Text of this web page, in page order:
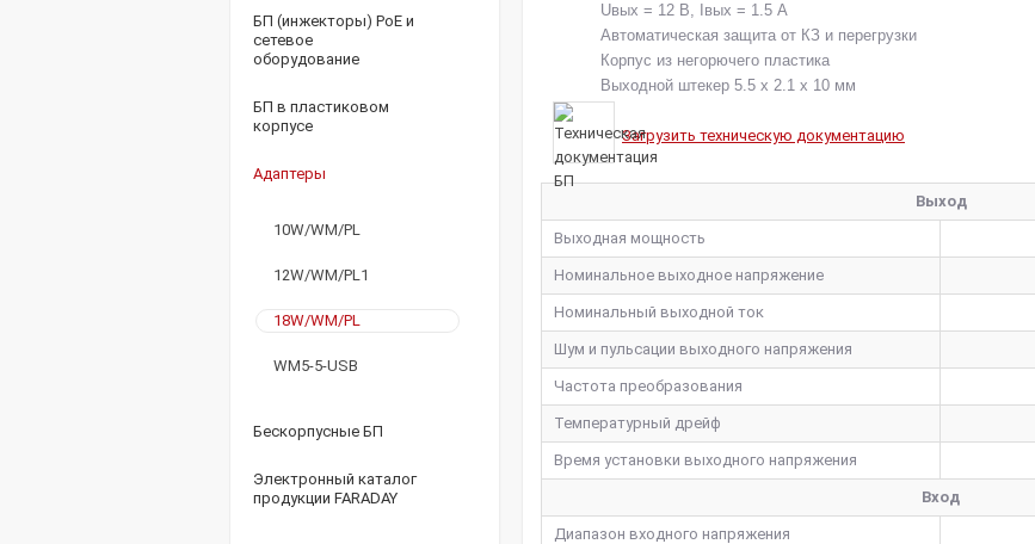
БП (инжекторы) PoE и
сетевое
оборудование
БП в пластиковом
корпусе
Адаптеры
10W/WM/PL
12W/WM/PL1
18W/WM/PL
WM5-5-USB
Бескорпусные БП
Электронный каталог
продукции FARADAY
Uвых = 12 В, Iвых = 1.5 А
Автоматическая защита от КЗ и перегрузки
Корпус из негорючего пластика
Выходной штекер 5.5 х 2.1 х 10 мм
Загрузить техническую документацию
Выход
Выходная мощность
Номинальное выходное напряжение
Номинальный выходной ток
Шум и пульсации выходного напряжения
Частота преобразования
Температурный дрейф
Время установки выходного напряжения
Вход
Диапазон входного напряжения